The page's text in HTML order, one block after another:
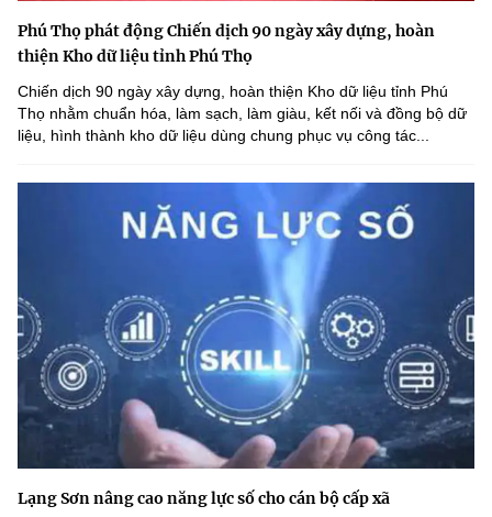
Phú Thọ phát động Chiến dịch 90 ngày xây dựng, hoàn
thiện Kho dữ liệu tỉnh Phú Thọ
Chiến dịch 90 ngày xây dựng, hoàn thiện Kho dữ liệu tỉnh Phú
Thọ nhằm chuẩn hóa, làm sạch, làm giàu, kết nối và đồng bộ dữ
liệu, hình thành kho dữ liệu dùng chung phục vụ công tác...
Lạng Sơn nâng cao năng lực số cho cán bộ cấp xã